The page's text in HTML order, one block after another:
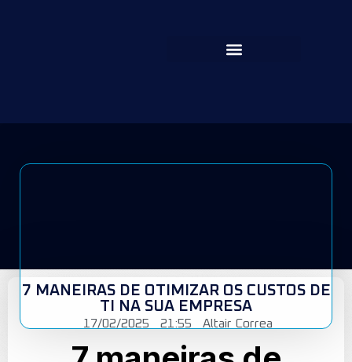
7 MANEIRAS DE OTIMIZAR OS CUSTOS DE
TI NA SUA EMPRESA
17/02/2025 21:55 Altair Correa